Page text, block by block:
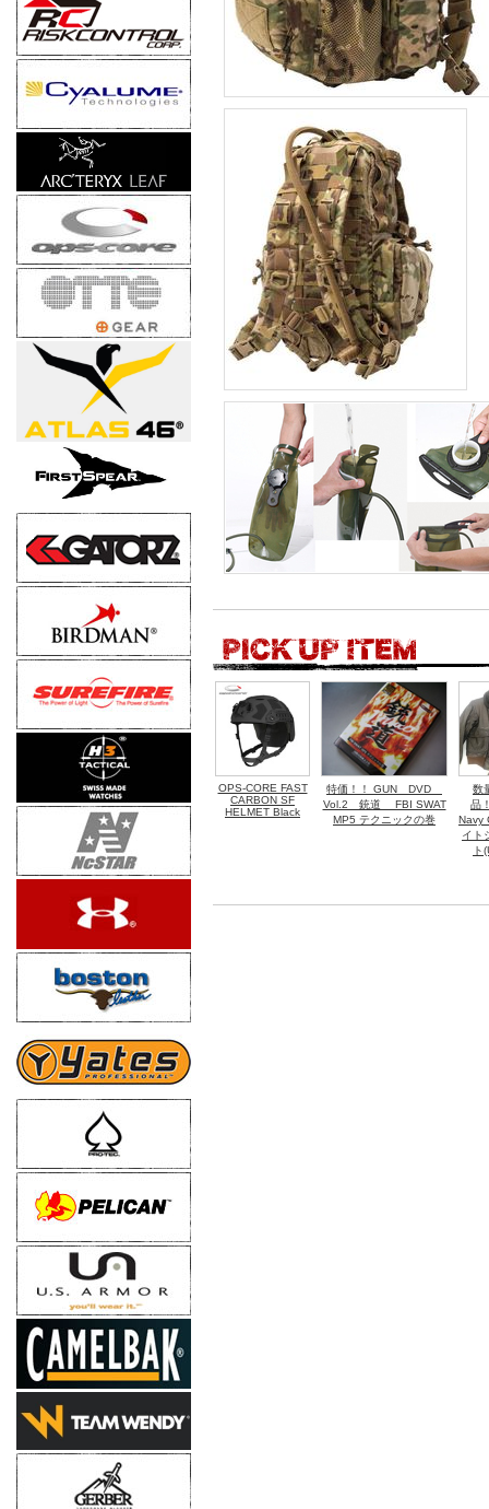
OPS-CORE FAST
CARBON SF
HELMET Black
特価！！ GUN DVD
Vol.2 銃道 FBI SWAT
MP5 テクニックの巻
数
品
Navy
イト
ト